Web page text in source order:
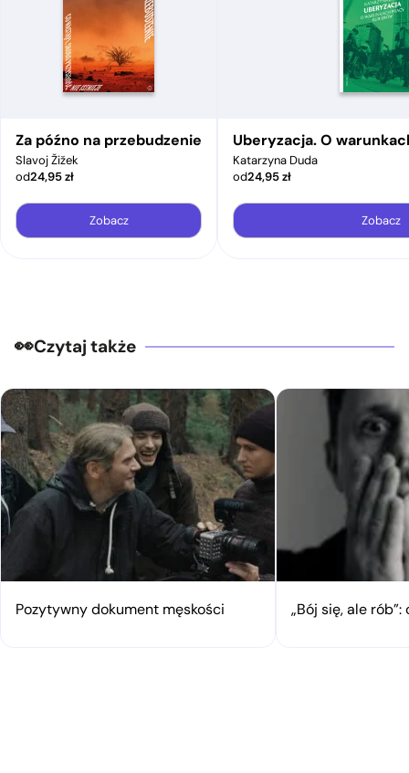
Za późno na przebudzenie
Slavoj Žižek
od24,95zł
Zobacz
Uberyzacja. O
Katarzyna Duda
od24,95zł
Zobacz
Czytaj także
Pozytywny dokument męskości „Bój się, ale